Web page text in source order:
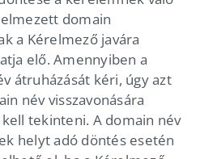
domain
a Kérelmező javára
elő. Amennyiben a
átruházását kéri, úgy azt
név visszavonására
tekinteni. A domain név
helyt adó döntés esetén